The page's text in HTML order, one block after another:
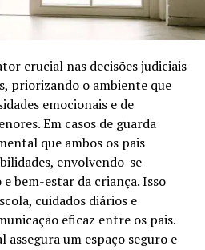
do filho.
de sua vida em que sentia a
importantes e eventos
e presença foi ressaltada
que moldou sua infância
complexo quando
do vínculo familiar e do
no desenvolvimento
é fundamental para a
saudável e equilibrada.
crucial nas decisões judiciais
priorizando o ambiente que
emocionais e de
Em casos de guarda
que ambos os pais
envolvendo-se
bem-estar da criança. Isso
cuidados diários e
eficaz entre os pais.
um espaço seguro e